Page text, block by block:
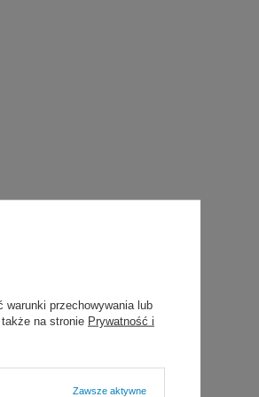
warunki przechowywania lub
na stronie Prywatność i
Zawsze aktywne